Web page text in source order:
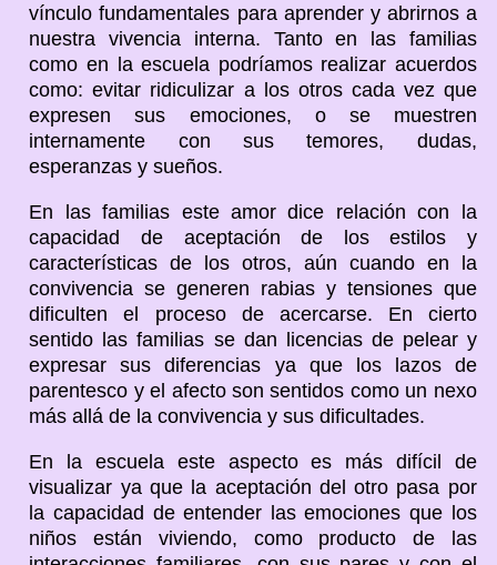
vínculo fundamentales para aprender y abrirnos a
nuestra vivencia interna. Tanto en las familias
como en la escuela podríamos realizar acuerdos
como: evitar ridiculizar a los otros cada vez que
expresen sus emociones, o se muestren
internamente con sus temores, dudas,
esperanzas y sueños.
En las familias este amor dice relación con la
capacidad de aceptación de los estilos y
características de los otros, aún cuando en la
convivencia se generen rabias y tensiones que
dificulten el proceso de acercarse. En cierto
sentido las familias se dan licencias de pelear y
expresar sus diferencias ya que los lazos de
parentesco y el afecto son sentidos como un nexo
más allá de la convivencia y sus dificultades.
En la escuela este aspecto es más difícil de
visualizar ya que la aceptación del otro pasa por
la capacidad de entender las emociones que los
niños están viviendo, como producto de las